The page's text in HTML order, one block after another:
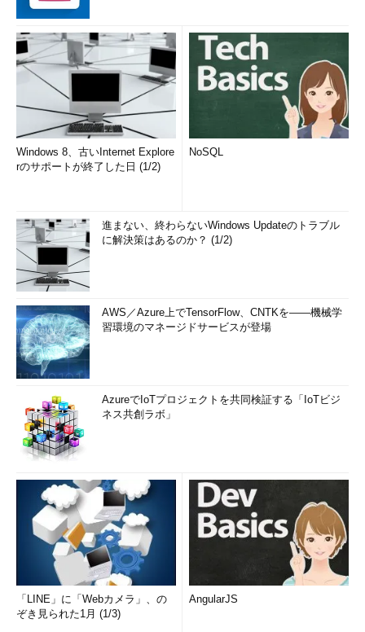
Windows 8、古いInternet Explore
rのサポートが終了した日 (1/2)
NoSQL
進まない、終わらないWindows Updateのトラブル
に解決策はあるのか？ (1/2)
AWS／Azure上でTensorFlow、CNTKを――機械学
習環境のマネージドサービスが登場
AzureでIoTプロジェクトを共同検証する「IoTビジ
ネス共創ラボ」
「LINE」に「Webカメラ」、の
ぞき見られた1月 (1/3)
AngularJS